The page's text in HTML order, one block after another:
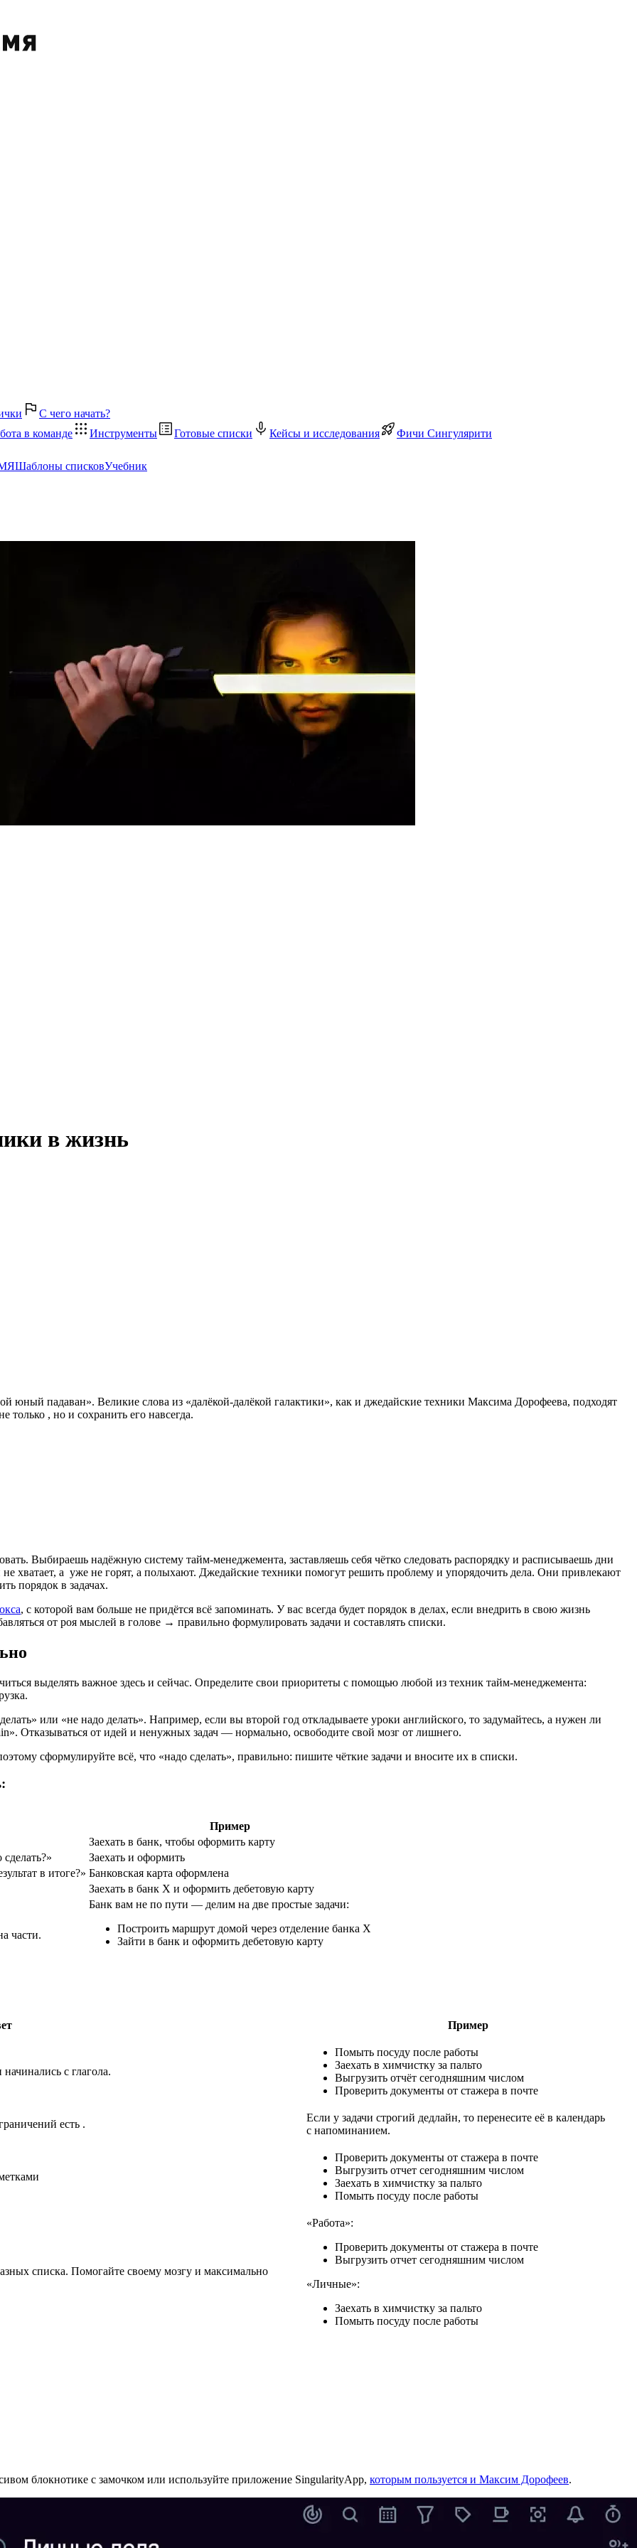
С чего начать?
в команде Инструменты Готовые списки Кейсы и исследования Фичи Сингулярити
Шаблоны списковУчебник
в жизнь
падаван». Великие слова из «далёкой-далёкой галактики», как и джедайские техники Максима Дорофеева, подходят
только , но и сохранить его навсегда.
Выбираешь надёжную систему тайм-менеджемента, заставляешь себя чётко следовать распорядку и расписываешь дни
хватает, а уже не горят, а полыхают. Джедайские техники помогут решить проблему и упорядочить дела. Они привлекают
порядок в задачах.
, с которой вам больше не придётся всё запоминать. У вас всегда будет порядок в делах, если внедрить в свою жизнь
от роя мыслей в голове → правильно формулировать задачи и составлять списки.
выделять важное здесь и сейчас. Определите свои приоритеты с помощью любой из техник тайм-менеджемента:
или «не надо делать». Например, если вы второй год откладываете уроки английского, то задумайтесь, а нужен ли
Отказываться от идей и ненужных задач — нормально, освободите свой мозг от лишнего.
сформулируйте всё, что «надо сделать», правильно: пишите чёткие задачи и вносите их в списки.
Пример
Заехать в банк, чтобы оформить карту
Заехать и оформить
в итоге?» Банковская карта оформлена
Заехать в банк Х и оформить дебетовую карту
части.
Банк вам не по пути — делим на две простые задачи:
Построить маршрут домой через отделение банка Х
Зайти в банк и оформить дебетовую карту
Пример
с глагола.
Помыть посуду после работы
Заехать в химчистку за пальто
Выгрузить отчёт сегодняшним числом
Проверить документы от стажера в почте
есть .
Если у задачи строгий дедлайн, то перенесите её в календарь
с напоминанием.
Проверить документы от стажера в почте
Выгрузить отчет сегодняшним числом
Заехать в химчистку за пальто
Помыть посуду после работы
списка. Помогайте своему мозгу и максимально
«Работа»:
Проверить документы от стажера в почте
Выгрузить отчет сегодняшним числом
«Личные»:
Заехать в химчистку за пальто
Помыть посуду после работы
блокнотике с замочком или используйте приложение SingularityApp, которым пользуется и Максим Дорофеев.